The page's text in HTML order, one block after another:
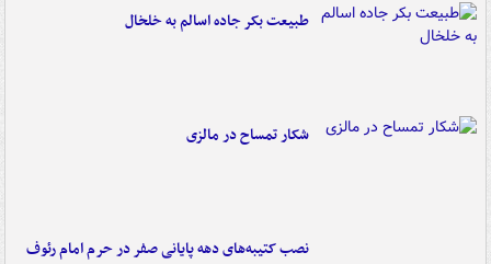
طبیعت بکر جاده اسالم به خلخال
شکار تمساح در مالزی
نصب کتیبه‌های دهه پایانی صفر در حرم امام رئوف